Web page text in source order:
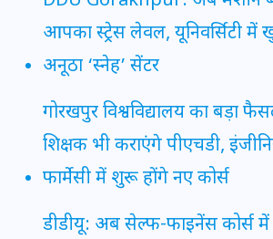
आपका स्ट्रेस लेवल, यूनिवर्सिटी में
अनूठा ‘स्नेह’ सेंटर
गोरखपुर विश्वविद्यालय का बड़ा
शिक्षक भी कराएंगे पीएचडी,
फार्मेसी में शुरू होंगे नए कोर्स
डीडीयू: अब सेल्फ-फाइनेंस कोर्स में